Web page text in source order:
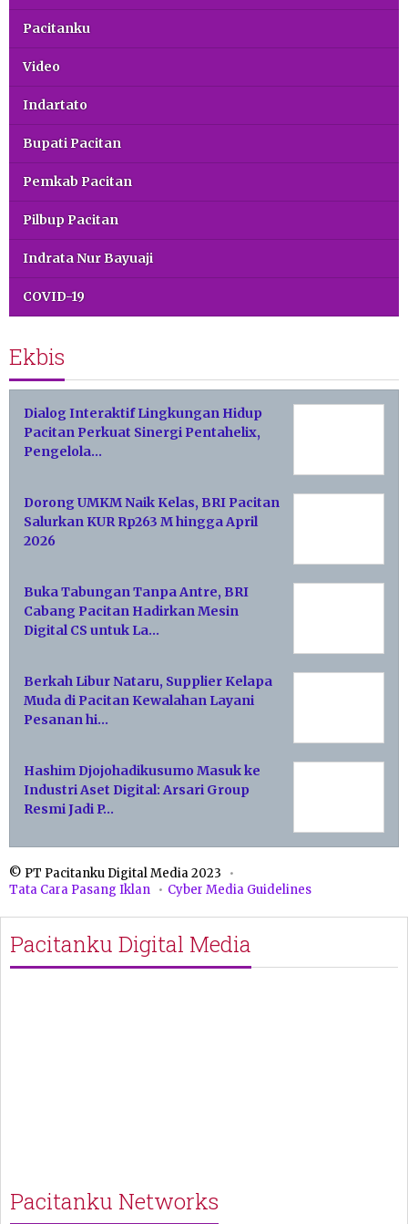
Pacitanku
Video
Indartato
Bupati Pacitan
Pemkab Pacitan
Pilbup Pacitan
Indrata Nur Bayuaji
COVID-19
Ekbis
Dialog Interaktif Lingkungan Hidup
Pacitan Perkuat Sinergi Pentahelix,
Pengelola…
Dorong UMKM Naik Kelas, BRI Pacitan
Salurkan KUR Rp263 M hingga April
2026
Buka Tabungan Tanpa Antre, BRI
Cabang Pacitan Hadirkan Mesin
Digital CS untuk La…
Berkah Libur Nataru, Supplier Kelapa
Muda di Pacitan Kewalahan Layani
Pesanan hi…
Hashim Djojohadikusumo Masuk ke
Industri Aset Digital: Arsari Group
Resmi Jadi P…
© PT Pacitanku Digital Media 2023
Tata Cara Pasang Iklan
Cyber Media Guidelines
Pacitanku Digital Media
Pacitanku Networks